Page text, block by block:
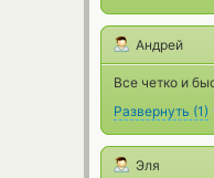
Андрей
Все четко и
Развернуть (1)
Эля